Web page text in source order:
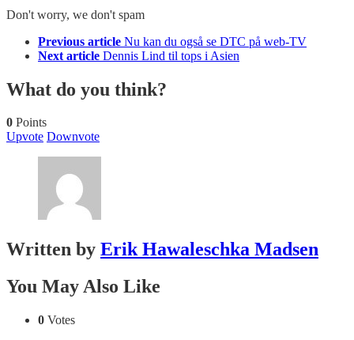
Don't worry, we don't spam
more
Previous article Nu kan du også se DTC på web-TV
Next article Dennis Lind til tops i Asien
What do you think?
0 Points
Upvote Downvote
Written by Erik Hawaleschka Madsen
You May Also Like
0 Votes